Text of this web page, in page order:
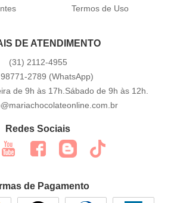
Termos de Uso
DE ATENDIMENTO
(31) 2112-4955
98771-2789 (WhatsApp)
de 9h às 17h.Sábado de 9h às 12h.
Redes Sociais
de Pagamento